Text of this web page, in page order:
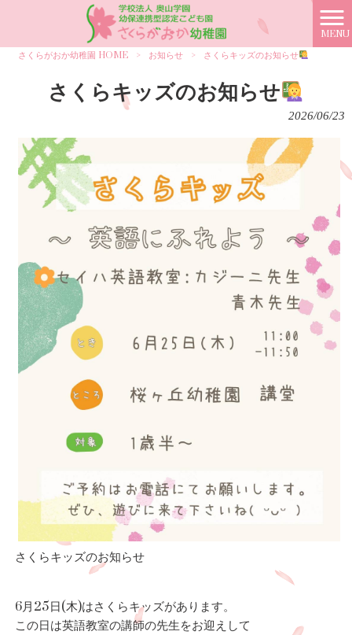
MENU
さくらがおか幼稚園 HOME
> お知らせ > さくらキッズのお知らせ
さくらキッズのお知らせ
2026/06/23
さくらキッズのお知らせ
6月25日(木)はさくらキッズがあります。
この日は英語教室の講師の先生をお迎えして